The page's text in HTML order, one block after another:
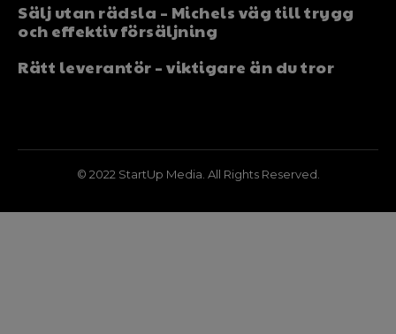
Sälj utan rädsla – Michels väg till trygg
och effektiv försäljning
Rätt leverantör – viktigare än du tror
© 2022 StartUp Media. All Rights Reserved.